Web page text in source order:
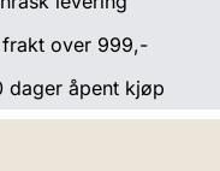
frakt over 999,-
dager åpent kjøp